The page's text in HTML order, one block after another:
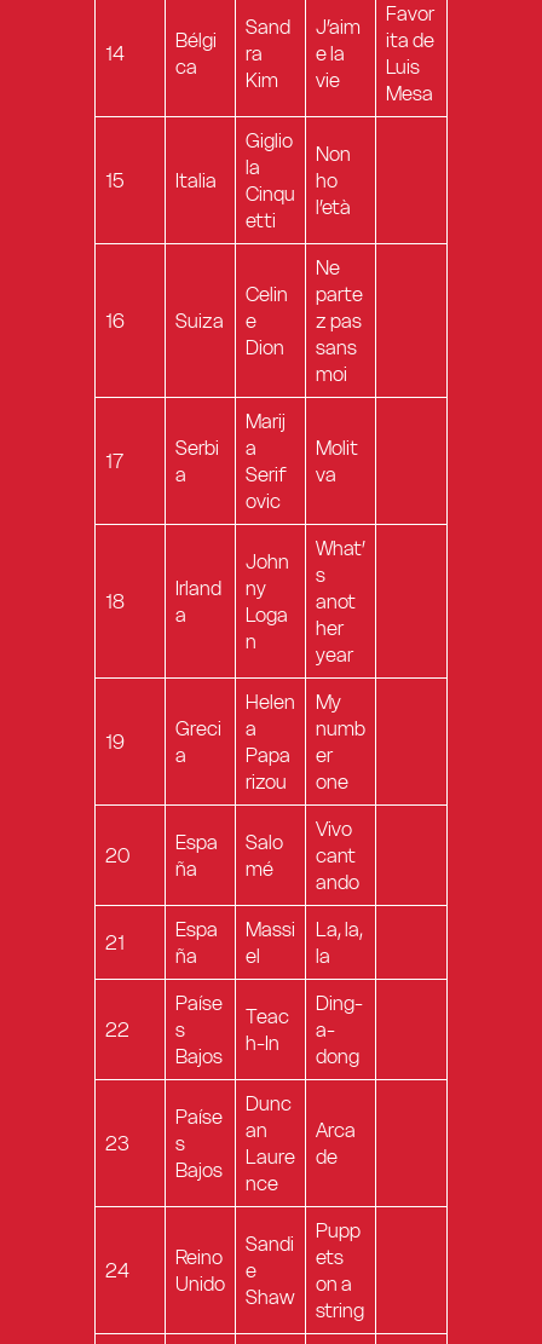
14
Bélgi
ca
Sand
ra
Kim
J’aim
e la
vie
Favor
ita de
Luis
Mesa
15 Italia
Giglio
la
Cinqu
etti
Non
ho
l’età
16 Suiza
Celin
e
Dion
Ne
parte
z pas
sans
moi
17
Serbi
a
Marij
a
Serif
ovic
Molit
va
18
Irland
a
John
ny
Loga
n
What’
s
anot
her
year
19
Greci
a
Helen
a
Papa
rizou
My
numb
er
one
20
Espa
ña
Salo
mé
Vivo
cant
ando
21
Espa
ña
Massi
el
La, la,
la
22
Paíse
s
Bajos
Teac
h-In
Ding-
a-
dong
23
Paíse
s
Bajos
Dunc
an
Laure
nce
Arca
de
24
Reino
Unido
Sandi
e
Shaw
Pupp
ets
on a
string